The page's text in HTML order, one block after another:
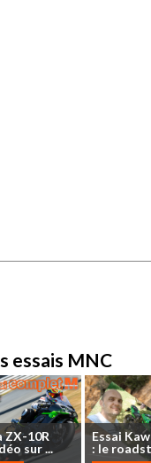
essais MNC
ZX-10R
sur...
Essai
: le